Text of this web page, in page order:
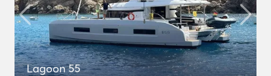
Lagoon 55